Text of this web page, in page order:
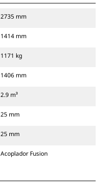
2735 mm
1414 mm
1171 kg
1406 mm
2.9 m³
25 mm
25 mm
Acoplador Fusion